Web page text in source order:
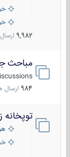
9,982 ارسال ها
مباحث
984 ارسال ها
توپخانه